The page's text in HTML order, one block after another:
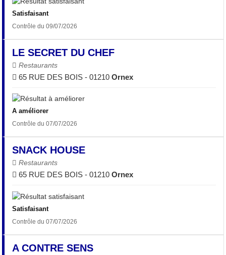
Satisfaisant
Contrôle du 09/07/2026
LE SECRET DU CHEF
Restaurants
65 RUE DES BOIS - 01210Ornex
A améliorer
Contrôle du 07/07/2026
SNACK HOUSE
Restaurants
65 RUE DES BOIS - 01210Ornex
Satisfaisant
Contrôle du 07/07/2026
A CONTRE SENS